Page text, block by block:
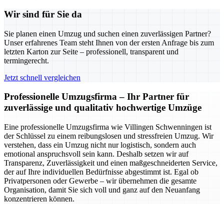
Wir sind für Sie da
Sie planen einen Umzug und suchen einen zuverlässigen Partner?
Unser erfahrenes Team steht Ihnen von der ersten Anfrage bis zum
letzten Karton zur Seite – professionell, transparent und
termingerecht.
Jetzt schnell vergleichen
Professionelle Umzugsfirma – Ihr Partner für
zuverlässige und qualitativ hochwertige Umzüge
Eine professionelle Umzugsfirma wie Villingen Schwenningen ist
der Schlüssel zu einem reibungslosen und stressfreien Umzug. Wir
verstehen, dass ein Umzug nicht nur logistisch, sondern auch
emotional anspruchsvoll sein kann. Deshalb setzen wir auf
Transparenz, Zuverlässigkeit und einen maßgeschneiderten Service,
der auf Ihre individuellen Bedürfnisse abgestimmt ist. Egal ob
Privatpersonen oder Gewerbe – wir übernehmen die gesamte
Organisation, damit Sie sich voll und ganz auf den Neuanfang
konzentrieren können.